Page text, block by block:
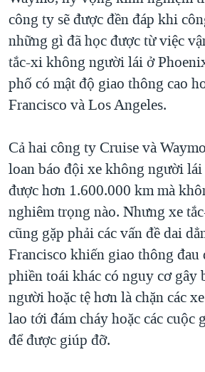
công ty sẽ được đền đáp khi
những gì đã học được từ việc
tắc-xi không người lái ở
phố có mật độ giao thông cao
Francisco và Los Angeles.
Cả hai công ty Cruise và
loan báo đội xe không người lái
được hơn 1.600.000 km mà
nghiêm trọng nào. Nhưng xe
cũng gặp phải các vấn đề dai
Francisco khiến giao thông đau
phiền toái khác có nguy cơ gây
người hoặc tệ hơn là chặn các
lao tới đám cháy hoặc các cuộc
để được giúp đỡ.